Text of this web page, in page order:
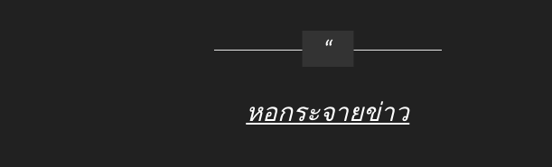
หอกระจายข่าว